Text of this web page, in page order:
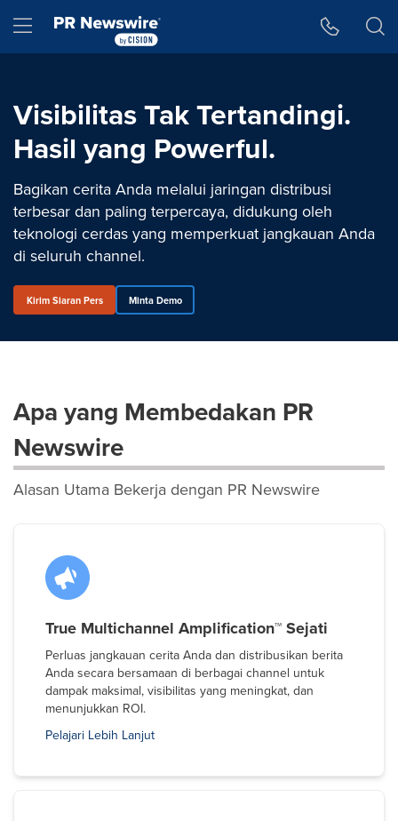
Hamburger menu
Visibilitas Tak Tertandingi.
Hasil yang Powerful.
Bagikan cerita Anda melalui jaringan distribusi
terbesar dan paling terpercaya, didukung oleh
teknologi cerdas yang memperkuat jangkauan Anda
di seluruh channel.
Kirim Siaran Pers Minta Demo
Apa yang Membedakan PR
Newswire
Alasan Utama Bekerja dengan PR Newswire
True Multichannel Amplification™ Sejati
Perluas jangkauan cerita Anda dan distribusikan berita
Anda secara bersamaan di berbagai channel untuk
dampak maksimal, visibilitas yang meningkat, dan
menunjukkan ROI.
Pelajari Lebih Lanjut